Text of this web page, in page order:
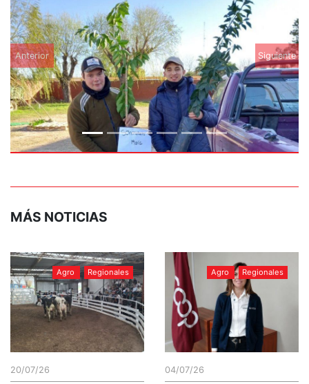
Anterior Siguiente
MÁS NOTICIAS
Agro Regionales
20/07/26
Agro Regionales
04/07/26